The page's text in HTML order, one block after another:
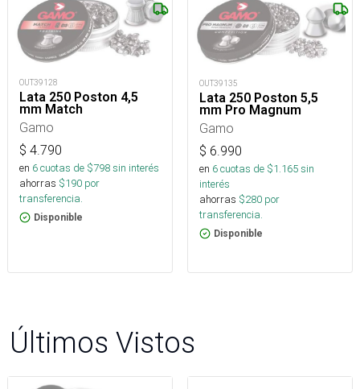
OUT39128
Lata 250 Poston 4,5
mm Match
Gamo
$ 4.790
en 6cuotas de $798sin interés
ahorras $190 por
transferencia.
Disponible
OUT39135
Lata 250 Poston 5,5
mm Pro Magnum
Gamo
$ 6.990
en 6cuotas de $1.165sin
interés
ahorras $280 por
transferencia.
Disponible
Últimos Vistos